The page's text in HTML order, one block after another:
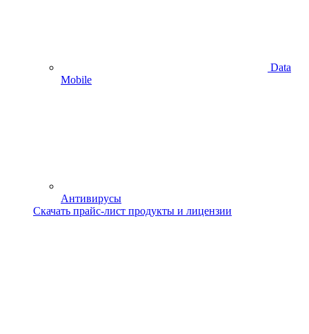
Data
Mobile
Антивирусы
Скачать прайс-лист продукты и лицензии